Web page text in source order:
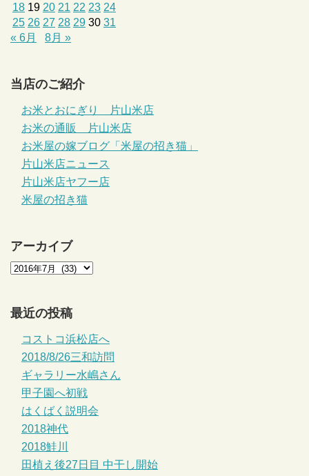
18 19 20 21 22 23 24
25 26 27 28 29 30 31
« 6月
8月 »
当店のご紹介
お米とおにぎり 片山米店
お米の通販 片山米店
お米屋の嫁ブログ「米屋の招き猫」
片山米店ニュース
片山米店ヤフー店
米屋の招き猫
アーカイブ
最近の投稿
コストコ浜松店へ
2018/8/26三和訪問
ギャラリー水嶋さん
甲子園へ初戦
はくばく説明会
2018神代
2018鮭川
田植え後27日目 中干し開始